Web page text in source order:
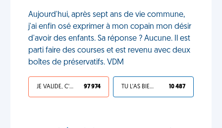
Aujourd'hui, après sept ans de vie commune,
j'ai enfin osé exprimer à mon copain mon désir
d'avoir des enfants. Sa réponse ? Aucune. Il est
parti faire des courses et est revenu avec deux
boîtes de préservatifs. VDM
JE VALIDE, C'EST UNE VDM 97 974 TU L'AS BIEN MÉRITÉ 10 487